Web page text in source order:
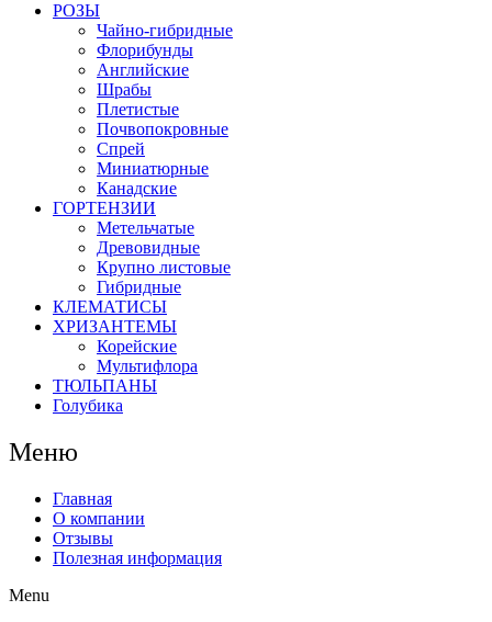
РОЗЫ
Чайно-гибридные
Флорибунды
Английские
Шрабы
Плетистые
Почвопокровные
Спрей
Миниатюрные
Канадские
ГОРТЕНЗИИ
Метельчатые
Древовидные
Крупно листовые
Гибридные
КЛЕМАТИСЫ
ХРИЗАНТЕМЫ
Корейские
Мультифлора
ТЮЛЬПАНЫ
Голубика
Меню
Главная
О компании
Отзывы
Полезная информация
Menu